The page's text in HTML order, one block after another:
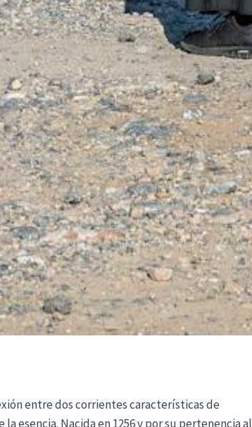
entre dos corrientes características de
esencia. Nacida en 1256 y por su pertenencia al